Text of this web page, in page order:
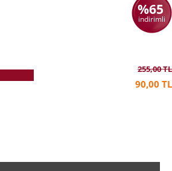
%65
indirimli
255,00 TL
90,00 TL